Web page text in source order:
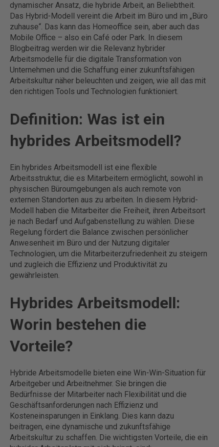
dynamischer Ansatz, die hybride Arbeit, an Beliebtheit.
Das Hybrid-Modell vereint die Arbeit im Büro und im „Büro
zuhause“. Das kann das Homeoffice sein, aber auch das
Mobile Office – also ein Café oder Park. In diesem
Blogbeitrag werden wir die Relevanz hybrider
Arbeitsmodelle für die digitale Transformation von
Unternehmen und die Schaffung einer zukunftsfähigen
Arbeitskultur näher beleuchten und zeigen, wie all das mit
den richtigen Tools und Technologien funktioniert.
Definition: Was ist ein
hybrides Arbeitsmodell?
Ein hybrides Arbeitsmodell ist eine flexible
Arbeitsstruktur, die es Mitarbeitern ermöglicht, sowohl in
physischen Büroumgebungen als auch remote von
externen Standorten aus zu arbeiten. In diesem Hybrid-
Modell haben die Mitarbeiter die Freiheit, ihren Arbeitsort
je nach Bedarf und Aufgabenstellung zu wählen. Diese
Regelung fördert die Balance zwischen persönlicher
Anwesenheit im Büro und der Nutzung digitaler
Technologien, um die Mitarbeiterzufriedenheit zu steigern
und zugleich die Effizienz und Produktivität zu
gewährleisten.
Hybrides Arbeitsmodell:
Worin bestehen die
Vorteile?
Hybride Arbeitsmodelle bieten eine Win-Win-Situation für
Arbeitgeber und Arbeitnehmer. Sie bringen die
Bedürfnisse der Mitarbeiter nach Flexibilität und die
Geschäftsanforderungen nach Effizienz und
Kosteneinsparungen in Einklang. Dies kann dazu
beitragen, eine dynamische und zukunftsfähige
Arbeitskultur zu schaffen. Die wichtigsten Vorteile, die ein